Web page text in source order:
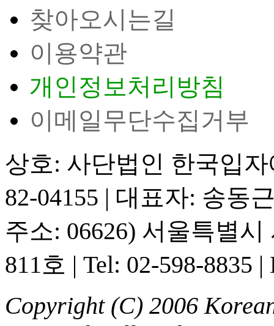
찾아오시는길
이용약관
개인정보처리방침
이메일무단수집거부
상호: 사단법인 한국입
82-04155 | 대표자: 송동
주소: 06626) 서울특별
811호 | Tel: 02-598-8835 |
Copyright (C) 2006